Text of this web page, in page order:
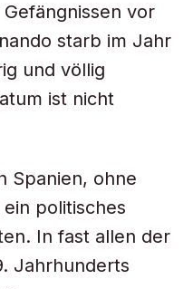
vor
starb im Jahr
und völlig
ist nicht
Spanien, ohne
politisches
In fast allen der
Jahrhunderts